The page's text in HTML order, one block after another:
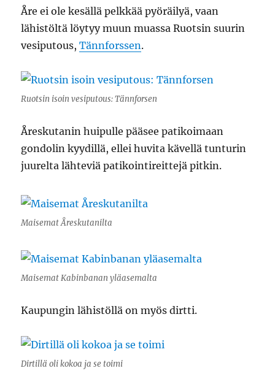
Åre ei ole kesällä pelkkää pyöräilyä, vaan
lähistöltä löytyy muun muassa Ruotsin suurin
vesiputous,Tännforssen.
Ruotsin isoin vesiputous: Tännforsen
Åreskutanin huipulle pääsee patikoimaan
gondolin kyydillä, ellei huvita kävellä tunturin
juurelta lähteviä patikointireittejä pitkin.
Maisemat Åreskutanilta
Maisemat Kabinbanan yläasemalta
Kaupungin lähistöllä on myös dirtti.
Dirtillä oli kokoa ja se toimi